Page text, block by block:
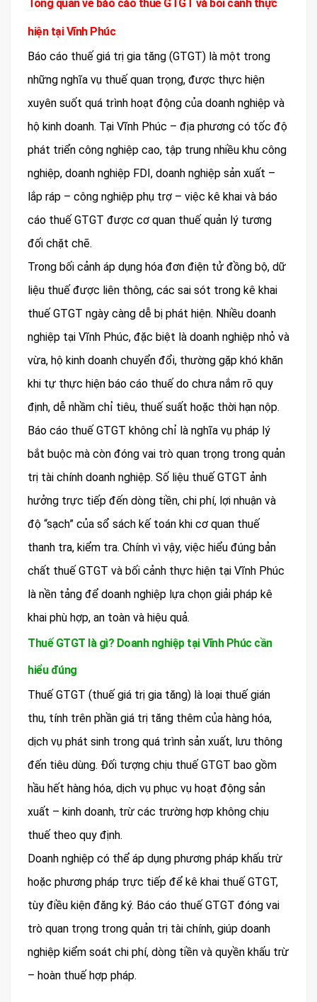
Tổng quan về báo cáo thuế GTGT và bối cảnh thực
hiện tại Vĩnh Phúc
Báo cáo thuế giá trị gia tăng (GTGT) là một trong
những nghĩa vụ thuế quan trọng, được thực hiện
xuyên suốt quá trình hoạt động của doanh nghiệp và
hộ kinh doanh. Tại Vĩnh Phúc – địa phương có tốc độ
phát triển công nghiệp cao, tập trung nhiều khu công
nghiệp, doanh nghiệp FDI, doanh nghiệp sản xuất –
lắp ráp – công nghiệp phụ trợ – việc kê khai và báo
cáo thuế GTGT được cơ quan thuế quản lý tương
đối chặt chẽ.
Trong bối cảnh áp dụng hóa đơn điện tử đồng bộ, dữ
liệu thuế được liên thông, các sai sót trong kê khai
thuế GTGT ngày càng dễ bị phát hiện. Nhiều doanh
nghiệp tại Vĩnh Phúc, đặc biệt là doanh nghiệp nhỏ và
vừa, hộ kinh doanh chuyển đổi, thường gặp khó khăn
khi tự thực hiện báo cáo thuế do chưa nắm rõ quy
định, dễ nhầm chỉ tiêu, thuế suất hoặc thời hạn nộp.
Báo cáo thuế GTGT không chỉ là nghĩa vụ pháp lý
bắt buộc mà còn đóng vai trò quan trọng trong quản
trị tài chính doanh nghiệp. Số liệu thuế GTGT ảnh
hưởng trực tiếp đến dòng tiền, chi phí, lợi nhuận và
độ “sạch” của sổ sách kế toán khi cơ quan thuế
thanh tra, kiểm tra. Chính vì vậy, việc hiểu đúng bản
chất thuế GTGT và bối cảnh thực hiện tại Vĩnh Phúc
là nền tảng để doanh nghiệp lựa chọn giải pháp kê
khai phù hợp, an toàn và hiệu quả.
Thuế GTGT là gì? Doanh nghiệp tại Vĩnh Phúc cần
hiểu đúng
Thuế GTGT (thuế giá trị gia tăng) là loại thuế gián
thu, tính trên phần giá trị tăng thêm của hàng hóa,
dịch vụ phát sinh trong quá trình sản xuất, lưu thông
đến tiêu dùng. Đối tượng chịu thuế GTGT bao gồm
hầu hết hàng hóa, dịch vụ phục vụ hoạt động sản
xuất – kinh doanh, trừ các trường hợp không chịu
thuế theo quy định.
Doanh nghiệp có thể áp dụng phương pháp khấu trừ
hoặc phương pháp trực tiếp để kê khai thuế GTGT,
tùy điều kiện đăng ký. Báo cáo thuế GTGT đóng vai
trò quan trọng trong quản trị tài chính, giúp doanh
nghiệp kiểm soát chi phí, dòng tiền và quyền khấu trừ
– hoàn thuế hợp pháp.